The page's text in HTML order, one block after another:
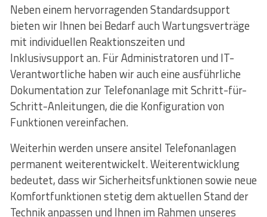
Neben einem hervorragenden Standardsupport
bieten wir Ihnen bei Bedarf auch Wartungsverträge
mit individuellen Reaktionszeiten und
Inklusivsupport an. Für Administratoren und IT-
Verantwortliche haben wir auch eine ausführliche
Dokumentation zur Telefonanlage mit Schritt-für-
Schritt-Anleitungen, die die Konfiguration von
Funktionen vereinfachen.
Weiterhin werden unsere ansitel Telefonanlagen
permanent weiterentwickelt. Weiterentwicklung
bedeutet, dass wir Sicherheitsfunktionen sowie neue
Komfortfunktionen stetig dem aktuellen Stand der
Technik anpassen und Ihnen im Rahmen unseres